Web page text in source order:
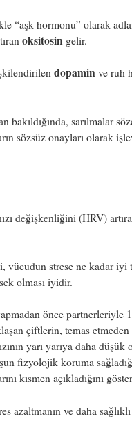
“aşk hormonu” olarak
oksitosin gelir.
dopamin ve ruh
bakıldığında, sarılmalar
sözsüz onayları olarak
değişkenliğini (HRV)
vücudun strese ne kadar
olması iyidir.
önce partnerleriyle
çiftlerin, temas
yarı yarıya daha
fizyolojik koruma
kısmen açıkladığını
azaltmanın ve daha